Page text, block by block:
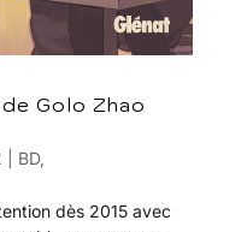
Golo Zhao
BD,
dès 2015 avec